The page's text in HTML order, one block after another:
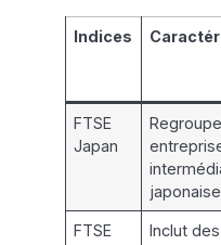
Indices
FTSE
Japan
FTSE
Inclut des